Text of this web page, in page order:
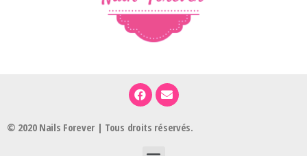
© 2020 Nails Forever | Tous droits réservés.